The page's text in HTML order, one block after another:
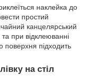
наклейка до
простий
канцелярський
при відклеюванні
поверхня підходить
на стіл